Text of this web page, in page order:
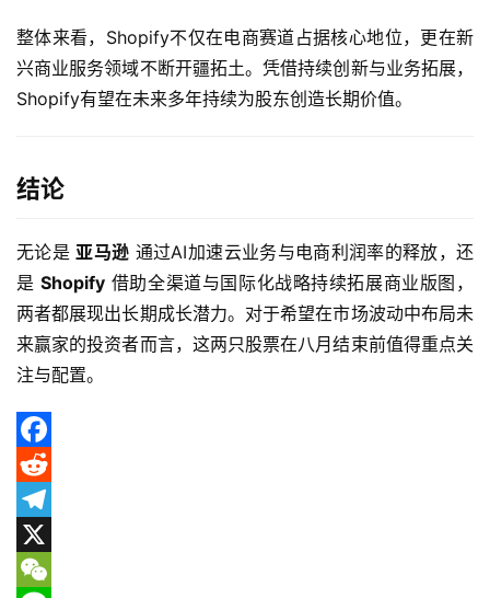
股
开
户
美
投
资
资
讯
整体来看，Shopify不仅在电商赛道占据核心地位，更在新
兴商业服务领域不断开疆拓土。凭借持续创新与业务拓展，
Shopify有望在未来多年持续为股东创造长期价值。
结论
无论是 亚马逊 通过AI加速云业务与电商利润率的释放，还
是 Shopify 借助全渠道与国际化战略持续拓展商业版图，
两者都展现出长期成长潜力。对于希望在市场波动中布局未
来赢家的投资者而言，这两只股票在八月结束前值得重点关
注与配置。
F
a
c
e
R
e
d
T
e
X